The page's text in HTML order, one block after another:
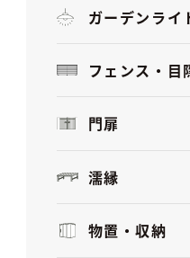
ガーデンライ
フェンス・目
門扉
濡縁
物置・収納